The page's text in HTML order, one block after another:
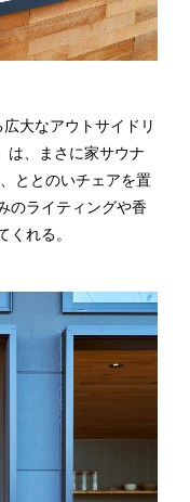
大なアウトサイドリ
は、まさに家サウナ
ととのいチェアを置
のライティングや香
くれる。